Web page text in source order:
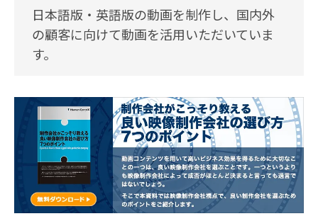
日本語版・英語版の動画を制作し、国内外
の顧客に向けて動画を活用いただいていま
す。